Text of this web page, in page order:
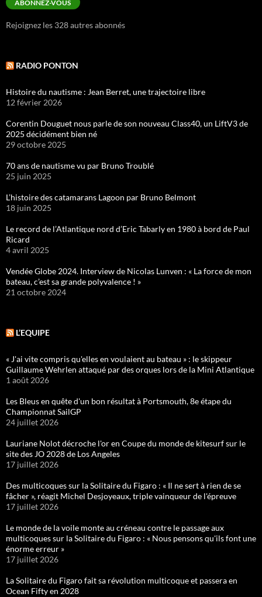
ABONNEZ-VOUS
Rejoignez les 328 autres abonnés
RADIO PONTON
Histoire du nautisme : Jean Berret, une trajectoire libre
12 février 2026
Corentin Douguet nous parle de son nouveau Class40, un LiftV3 de
2025 décidément bien né
29 octobre 2025
70 ans de nautisme vu par Bruno Troublé
25 juin 2025
L’histoire des catamarans Lagoon par Bruno Belmont
18 juin 2025
Le record de l’Atlantique nord d’Eric Tabarly en 1980 à bord de Paul
Ricard
4 avril 2025
Vendée Globe 2024. Interview de Nicolas Lunven : « La force de mon
bateau, c’est sa grande polyvalence ! »
21 octobre 2024
L’EQUIPE
« J'ai vite compris qu'elles en voulaient au bateau » : le skippeur
Guillaume Wehrlen attaqué par des orques lors de la Mini Atlantique
1 août 2026
Les Bleus en quête d'un bon résultat à Portsmouth, 8e étape du
Championnat SailGP
24 juillet 2026
Lauriane Nolot décroche l'or en Coupe du monde de kitesurf sur le
site des JO 2028 de Los Angeles
17 juillet 2026
Des multicoques sur la Solitaire du Figaro : « Il ne sert à rien de se
fâcher », réagit Michel Desjoyeaux, triple vainqueur de l'épreuve
17 juillet 2026
Le monde de la voile monte au créneau contre le passage aux
multicoques sur la Solitaire du Figaro : « Nous pensons qu'ils font une
énorme erreur »
17 juillet 2026
La Solitaire du Figaro fait sa révolution multicoque et passera en
Ocean Fifty en 2028